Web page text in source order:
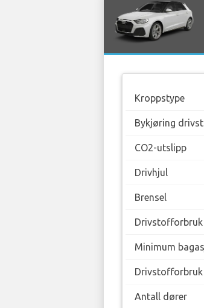
Kroppstype
Bykjøring
CO2-utslipp
Drivhjul
Brensel
Drivstofforbruk
Minimum
Drivstofforbruk
Antall dører